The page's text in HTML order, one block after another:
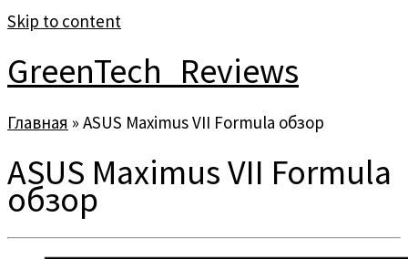
Skip to content
GreenTech_Reviews
Главная » ASUS Maximus VII Formula обзор
ASUS Maximus VII Formula
обзор